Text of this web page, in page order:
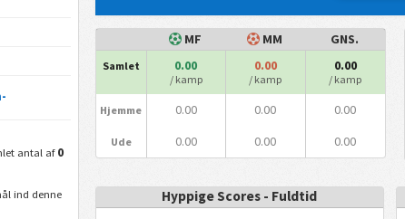
antal af0
ind denne
MF MM GNS.
Samlet 0.00
/ kamp
0.00
/ kamp
0.00
/ kamp
Hjemme 0.00 0.00 0.00
Ude 0.00 0.00 0.00
Hyppige Scores - Fuldtid